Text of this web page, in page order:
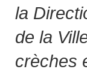
la
de la
crèches